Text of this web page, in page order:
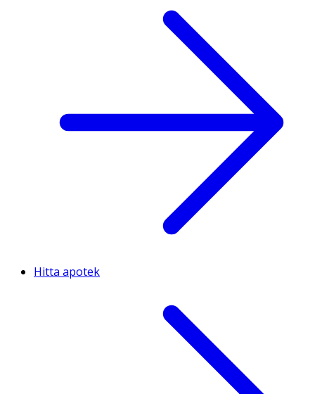
Hitta apotek